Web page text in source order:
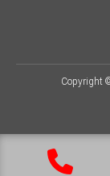
Copyright